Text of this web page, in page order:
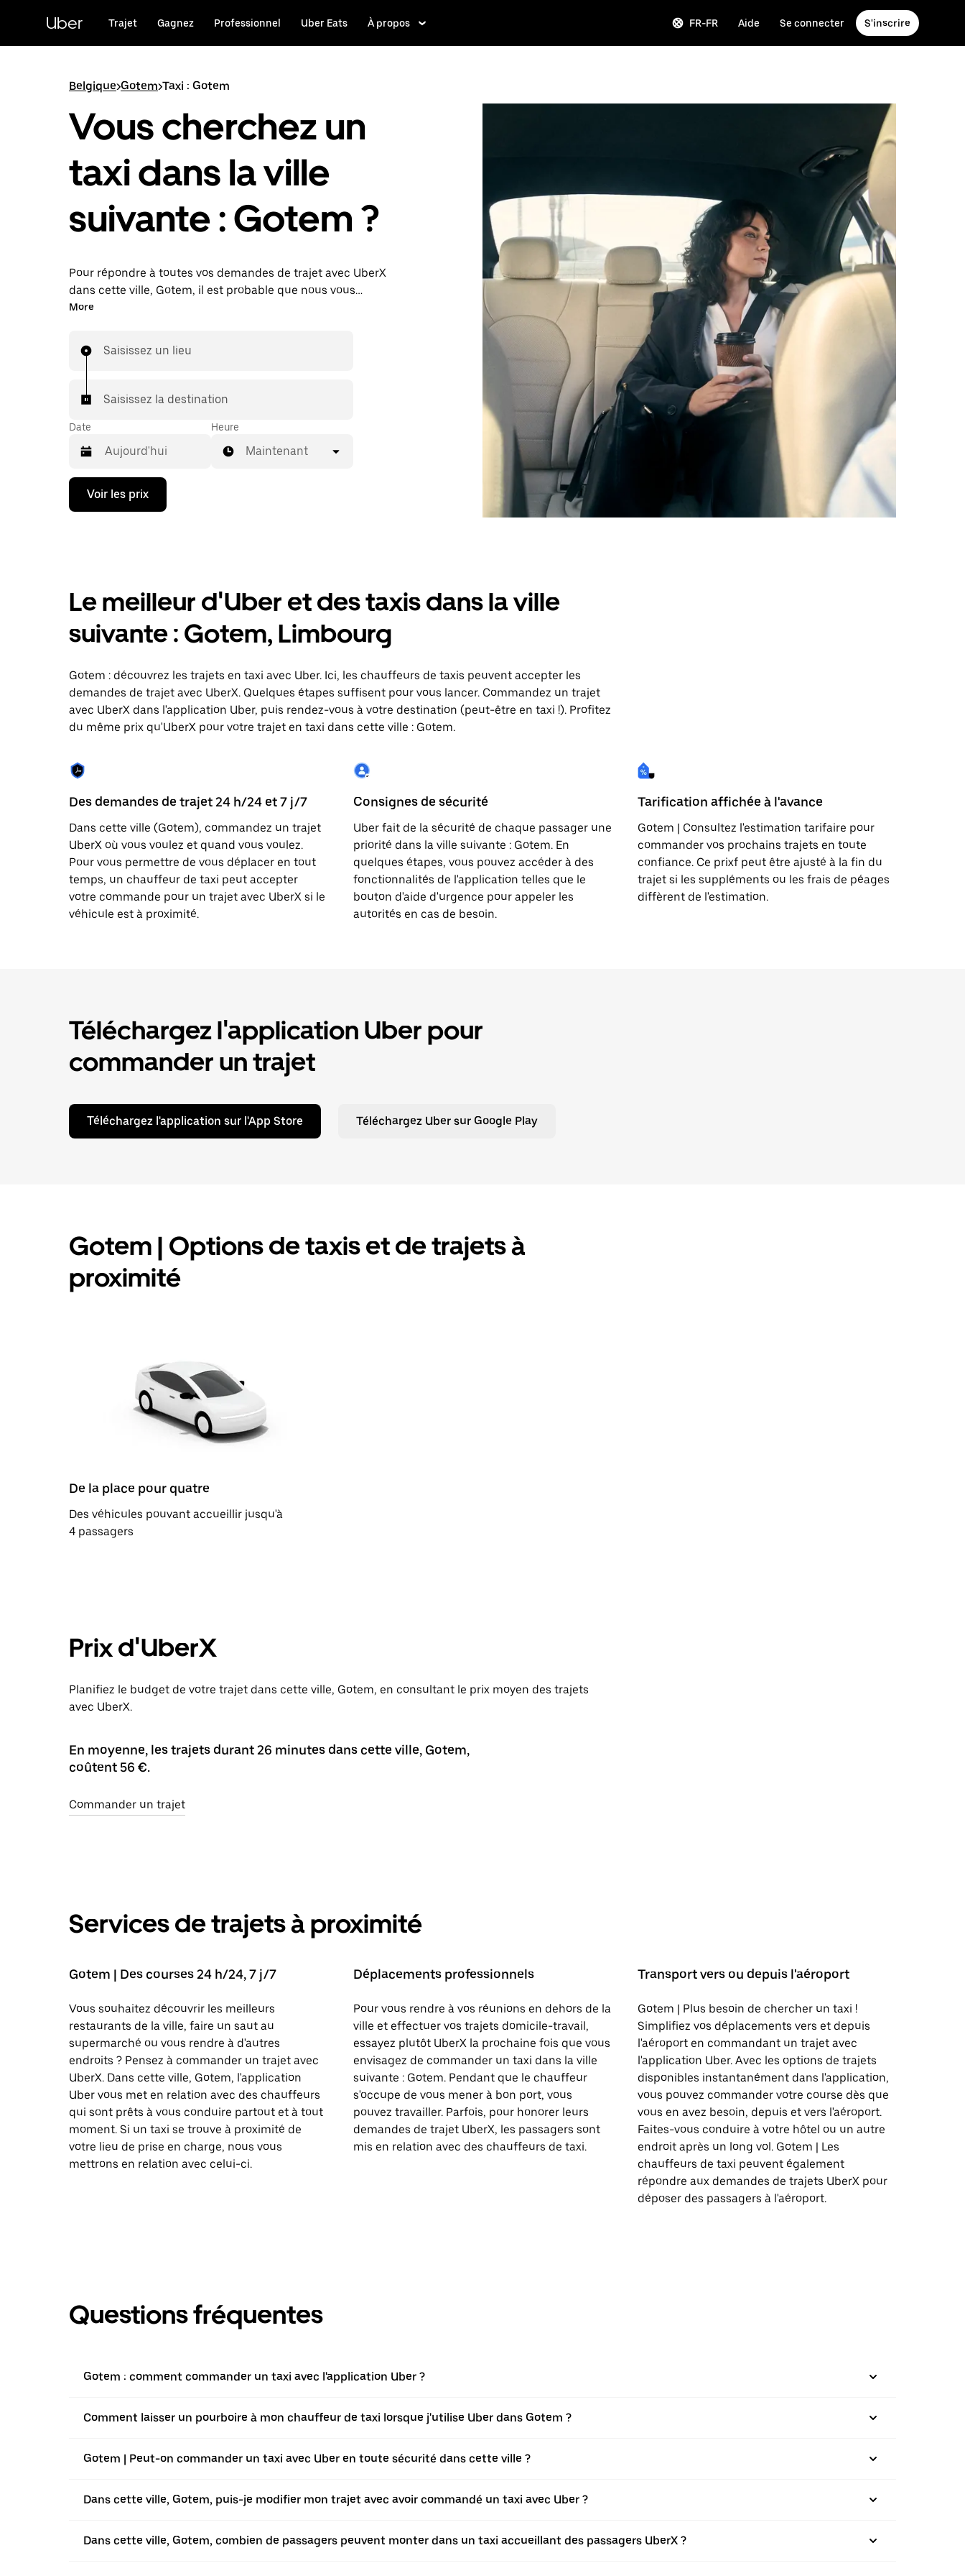
principal
Uber Trajet Gagnez Professionnel Uber Eats À propos FR-FR Aide Se connecter S'inscrire
Belgique>Gotem>Taxi : Gotem
Vous cherchez un
taxi dans la ville
suivante : Gotem ?
Pour répondre à toutes vos demandes de trajet avec UberX
dans cette ville, Gotem, il est probable que nous vous
mettions en relation avec un chauffeur de taxi. Le cas
mêmes prix abordables et de la même disponibilité
(24 h/24 et 7/j) qu'avec UberX.
More
Saisissez un lieu
Saisissez la destination
Date
Appuyez
la
et
sélectionner
Appuyez
sur
la
Échap
le
Heure
Maintenant
Voir les prix
Le meilleur d'Uber et des taxis dans la ville
suivante : Gotem, Limbourg
Gotem : découvrez les trajets en taxi avec Uber. Ici, les chauffeurs de taxis peuvent accepter les
demandes de trajet avec UberX. Quelques étapes suffisent pour vous lancer. Commandez un trajet
avec UberX dans l'application Uber, puis rendez-vous à votre destination (peut-être en taxi !). Profitez
du même prix qu'UberX pour votre trajet en taxi dans cette ville : Gotem.
Des demandes de trajet 24 h/24 et 7 j/7
Dans cette ville (Gotem), commandez un trajet
UberX où vous voulez et quand vous voulez.
Pour vous permettre de vous déplacer en tout
temps, un chauffeur de taxi peut accepter
votre commande pour un trajet avec UberX si le
véhicule est à proximité.
Consignes de sécurité
Uber fait de la sécurité de chaque passager une
priorité dans la ville suivante : Gotem. En
quelques étapes, vous pouvez accéder à des
fonctionnalités de l'application telles que le
bouton d'aide d'urgence pour appeler les
autorités en cas de besoin.
Tarification affichée à l'avance
Gotem | Consultez l'estimation tarifaire pour
commander vos prochains trajets en toute
confiance. Ce prixf peut être ajusté à la fin du
trajet si les suppléments ou les frais de péages
diffèrent de l'estimation.
Téléchargez l'application Uber pour
commander un trajet
Téléchargez l'application sur l'App Store Téléchargez Uber sur Google Play
Gotem | Options de taxis et de trajets à
proximité
De la place pour quatre
Des véhicules pouvant accueillir jusqu'à
4 passagers
Prix d'UberX
Planifiez le budget de votre trajet dans cette ville, Gotem, en consultant le prix moyen des trajets
avec UberX.
En moyenne, les trajets durant 26 minutes dans cette ville, Gotem,
coûtent 56 €.
Commander un trajet
Services de trajets à proximité
Gotem | Des courses 24 h/24, 7 j/7
Vous souhaitez découvrir les meilleurs
restaurants de la ville, faire un saut au
supermarché ou vous rendre à d'autres
endroits ? Pensez à commander un trajet avec
UberX. Dans cette ville, Gotem, l'application
Uber vous met en relation avec des chauffeurs
qui sont prêts à vous conduire partout et à tout
moment. Si un taxi se trouve à proximité de
votre lieu de prise en charge, nous vous
mettrons en relation avec celui-ci.
Déplacements professionnels
Pour vous rendre à vos réunions en dehors de la
ville et effectuer vos trajets domicile-travail,
essayez plutôt UberX la prochaine fois que vous
envisagez de commander un taxi dans la ville
suivante : Gotem. Pendant que le chauffeur
s'occupe de vous mener à bon port, vous
pouvez travailler. Parfois, pour honorer leurs
demandes de trajet UberX, les passagers sont
mis en relation avec des chauffeurs de taxi.
Transport vers ou depuis l'aéroport
Gotem | Plus besoin de chercher un taxi !
Simplifiez vos déplacements vers et depuis
l'aéroport en commandant un trajet avec
l'application Uber. Avec les options de trajets
disponibles instantanément dans l'application,
vous pouvez commander votre course dès que
vous en avez besoin, depuis et vers l'aéroport.
Faites-vous conduire à votre hôtel ou un autre
endroit après un long vol. Gotem | Les
chauffeurs de taxi peuvent également
répondre aux demandes de trajets UberX pour
déposer des passagers à l'aéroport.
Questions fréquentes
Gotem : comment commander un taxi avec l'application Uber ?
Comment laisser un pourboire à mon chauffeur de taxi lorsque j'utilise Uber dans Gotem ?
Gotem | Peut-on commander un taxi avec Uber en toute sécurité dans cette ville ?
Dans cette ville, Gotem, puis-je modifier mon trajet avec avoir commandé un taxi avec Uber ?
Dans cette ville, Gotem, combien de passagers peuvent monter dans un taxi accueillant des passagers UberX ?